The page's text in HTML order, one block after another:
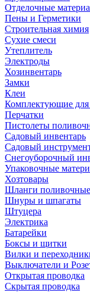
Отделочные
Пены и Герметики
Строительная химия
Сухие смеси
Утеплитель
Электроды
Хозинвентарь
Замки
Клеи
Комплектующие для
Перчатки
Пистолеты
Садовый инвентарь
Садовый
Снегоуборочный
Упаковочные
Хозтовары
Шланги поливочные
Шнуры и шпагаты
Штуцера
Электрика
Батарейки
Боксы и щитки
Вилки и
Выключатели и
Открытая проводка
Скрытая проводка